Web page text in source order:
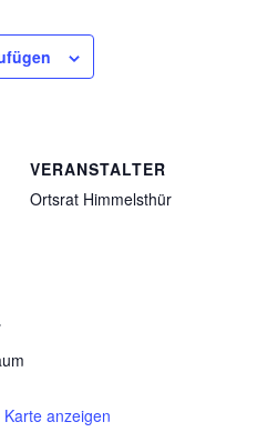
anzeigen
VERANSTALTER
Ortsrat Himmelsthür